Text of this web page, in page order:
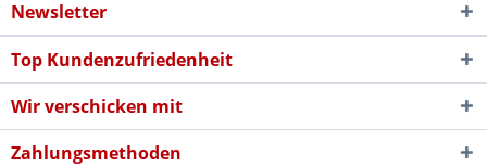
Newsletter
Top Kundenzufriedenheit
Wir verschicken mit
Zahlungsmethoden